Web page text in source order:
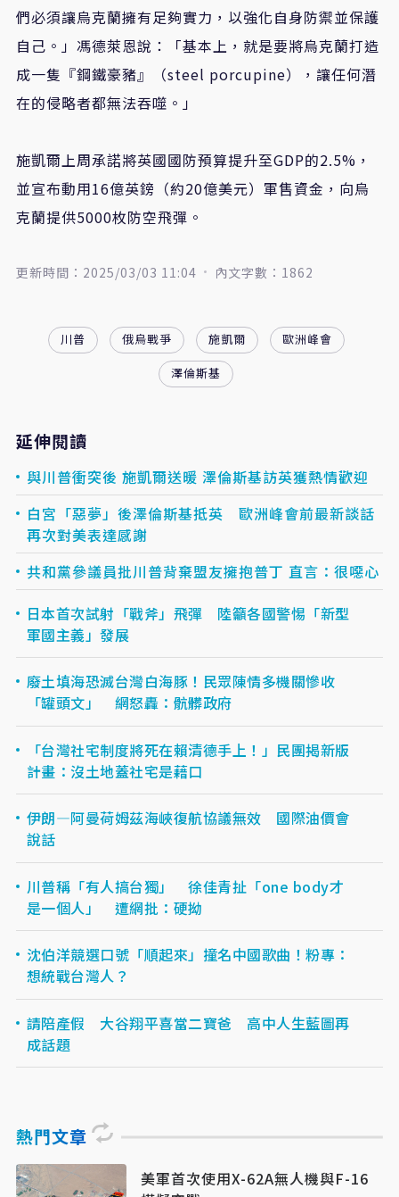
們必須讓烏克蘭擁有足夠實力，以強化自身防禦並保護
自己。」馮德萊恩說：「基本上，就是要將烏克蘭打造
成一隻『鋼鐵豪豬』（steel porcupine），讓任何潛
在的侵略者都無法吞噬。」
施凱爾上周承諾將英國國防預算提升至GDP的2.5%，
並宣布動用16億英鎊（約20億美元）軍售資金，向烏
克蘭提供5000枚防空飛彈。
更新時間：2025/03/03 11:04 內文字數：1862
川普 俄烏戰爭 施凱爾
歐洲峰會
澤倫斯基
延伸閱讀
與川普衝突後 施凱爾送暖 澤倫斯基訪英獲熱情歡迎
白宮「惡夢」後澤倫斯基抵英 歐洲峰會前最新談話
再次對美表達感謝
共和黨參議員批川普背棄盟友擁抱普丁 直言：很噁心
日本首次試射「戰斧」飛彈 陸籲各國警惕「新型
軍國主義」發展
廢土填海恐滅台灣白海豚！民眾陳情多機關慘收
「罐頭文」 網怒轟：骯髒政府
「台灣社宅制度將死在賴清德手上！」民團揭新版
計畫：沒土地蓋社宅是藉口
伊朗—阿曼荷姆茲海峽復航協議無效 國際油價會
說話
川普稱「有人搞台獨」 徐佳青扯「one body才
是一個人」 遭網批：硬拗
沈伯洋競選口號「順起來」撞名中國歌曲！粉專：
想統戰台灣人？
請陪產假 大谷翔平喜當二寶爸 高中人生藍圖再
成話題
熱門文章
美軍首次使用X-62A無人機與F-16